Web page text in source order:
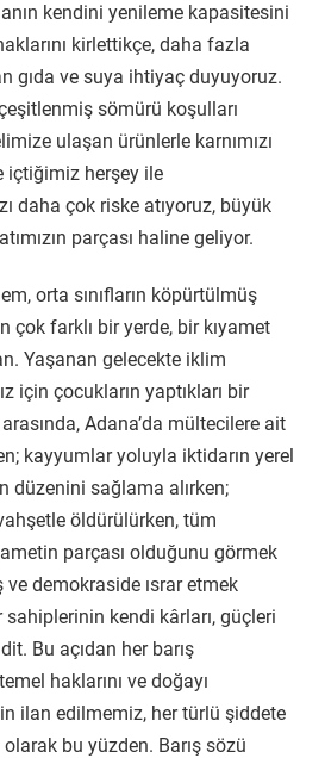
kendini yenileme kapasitesini
kirlettikçe, daha fazla
gıda ve suya ihtiyaç duyuyoruz.
sömürü koşulları
ulaşan ürünlerle karnımızı
içtiğimiz herşey ile
daha çok riske atıyoruz, büyük
parçası haline geliyor.
orta sınıfların köpürtülmüş
çok farklı bir yerde, bir kıyamet
Yaşanan gelecekte iklim
için çocukların yaptıkları bir
Adana’da mültecilere ait
kayyumlar yoluyla iktidarın yerel
düzenini sağlama alırken;
öldürülürken, tüm
parçası olduğunu görmek
ve demokraside ısrar etmek
kendi kârları, güçleri
Bu açıdan her barış
haklarını ve doğayı
ilan edilmemiz, her türlü şiddete
bu yüzden. Barış sözü